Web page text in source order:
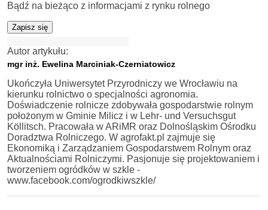
Bądź na bieżąco z informacjami z rynku rolnego
Zapisz się
Autor artykułu:
mgr inż. Ewelina Marciniak-Czerniatowicz
Ukończyła Uniwersytet Przyrodniczy we Wrocławiu na
kierunku rolnictwo o specjalności agronomia.
Doświadczenie rolnicze zdobywała gospodarstwie rolnym
położonym w Gminie Milicz i w Lehr- und Versuchsgut
Köllitsch. Pracowała w ARiMR oraz Dolnośląskim Ośrodku
Doradztwa Rolniczego. W agrofakt.pl zajmuje się
Ekonomiką i Zarządzaniem Gospodarstwem Rolnym oraz
Aktualnościami Rolniczymi. Pasjonuje się projektowaniem i
tworzeniem ogródków w szkle -
www.facebook.com/ogrodkiwszkle/